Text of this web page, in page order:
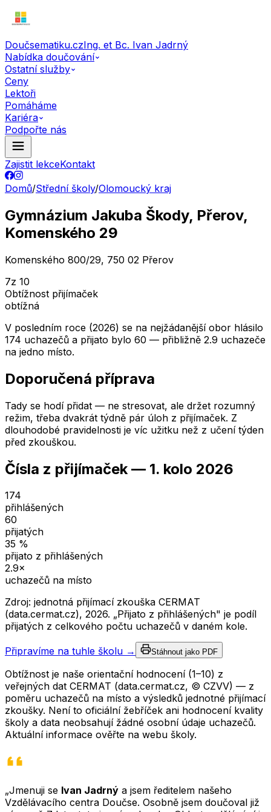
Doučsematiku.czIng. et Bc. Ivan Jadrný
Nabídka doučování
Ostatní služby
Ceny
Lektoři
Pomáháme
Kariéra
Podpořte nás
Zajistit lekceKontakt
Domů/Střední školy/Olomoucký kraj
Gymnázium Jakuba Škody, Přerov,
Komenského 29
Komenského 800/29, 750 02 Přerov
7z 10
Obtížnost přijímaček
obtížná
V posledním roce (2026) se na nejžádanější obor hlásilo
174 uchazečů a přijato bylo 60 — přibližně 2.9 uchazeče
na jedno místo.
Doporučená příprava
Tady se hodí přidat — ne stresovat, ale držet rozumný
režim, třeba dvakrát týdně pár úloh z přijímaček. Z
dlouhodobé pravidelnosti je víc užitku než z učení týden
před zkouškou.
Čísla z přijímaček — 1. kolo 2026
174
přihlášených
60
přijatých
35 %
přijato z přihlášených
2.9×
uchazečů na místo
Zdroj: jednotná přijímací zkouška CERMAT
(data.cermat.cz), 2026. „Přijato z přihlášených" je podíl
přijatých z celkového počtu uchazečů v daném kole.
Připravíme na tuhle školu → Stáhnout jako PDF
Obtížnost je naše orientační hodnocení (1–10) z
veřejných dat CERMAT (data.cermat.cz, © CZVV) — z
poměru uchazečů na místo a výsledků jednotné přijímací
zkoušky. Není to oficiální žebříček ani hodnocení kvality
školy a data neobsahují žádné osobní údaje uchazečů.
Aktuální informace ověřte na webu školy.
„Jmenuji se Ivan Jadrný a jsem ředitelem našeho
Vzdělávacího centra Doučse. Osobně jsem doučoval již